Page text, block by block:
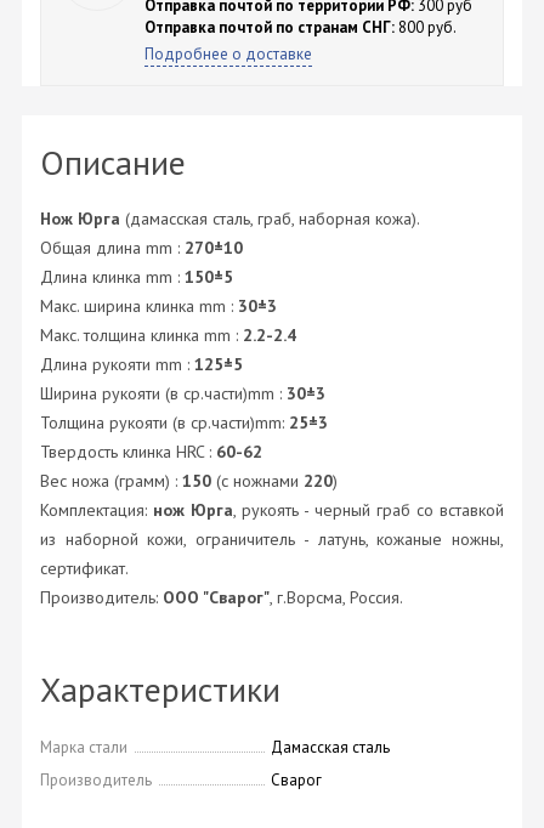
Отправка почтой по территории РФ: 300 руб
Отправка почтой по странам СНГ: 800 руб.
Подробнее о доставке
Описание
Нож Юрга (дамасская сталь, граб, наборная кожа).
Общая длина mm : 270±10
Длина клинка mm : 150±5
Макс. ширина клинка mm : 30±3
Макс. толщина клинка mm : 2.2-2.4
Длина рукояти mm : 125±5
Ширина рукояти (в ср.части)mm : 30±3
Толщина рукояти (в ср.части)mm: 25±3
Твердость клинка HRC : 60-62
Вес ножа (грамм) : 150 (с ножнами 220)
Комплектация: нож Юрга, рукоять - черный граб со вставкой
из наборной кожи, ограничитель - латунь, кожаные ножны,
сертификат.
Производитель: ООО "Сварог", г.Ворсма, Россия.
Характеристики
Марка стали
Дамасская сталь
Производитель
Сварог